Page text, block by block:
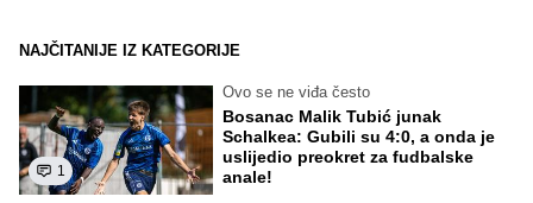
NAJČITANIJE IZ KATEGORIJE
1
Ovo se ne viđa često
Bosanac Malik Tubić junak
Schalkea: Gubili su 4:0, a onda je
uslijedio preokret za fudbalske
anale!